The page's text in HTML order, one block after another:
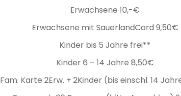
Erwachsene 10,-€
Erwachsene mit SauerlandCard 9,50€
Kinder bis 5 Jahre frei**
Kinder 6 – 14 Jahre 8,50€
Fam. Karte 2Erw. + 2Kinder (bis einschl. 14